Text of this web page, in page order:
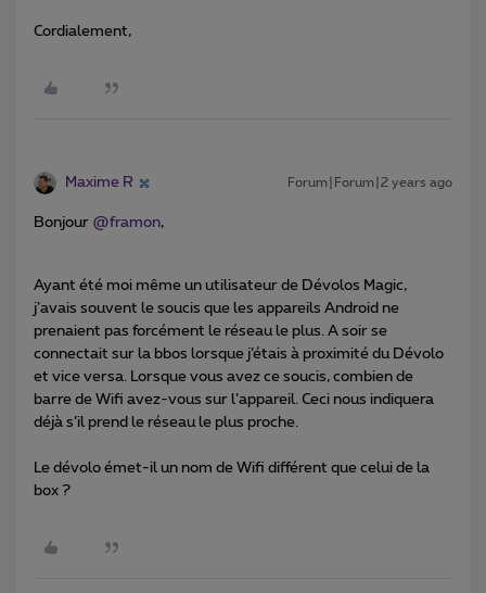
Cordialement,
Maxime R Forum|Forum|2 years ago
Bonjour @framon,
Ayant été moi même un utilisateur de Dévolos Magic,
j’avais souvent le soucis que les appareils Android ne
prenaient pas forcément le réseau le plus. A soir se
connectait sur la bbos lorsque j’étais à proximité du Dévolo
et vice versa. Lorsque vous avez ce soucis, combien de
barre de Wifi avez-vous sur l’appareil. Ceci nous indiquera
déjà s’il prend le réseau le plus proche.
Le dévolo émet-il un nom de Wifi différent que celui de la
box ?